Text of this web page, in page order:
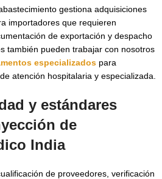
gestiona adquisiciones
importadores que requieren
de exportación y despacho
también pueden trabajar con nosotros
especializados para
atención hospitalaria y especializada.
y estándares
de
India
de proveedores, verificación